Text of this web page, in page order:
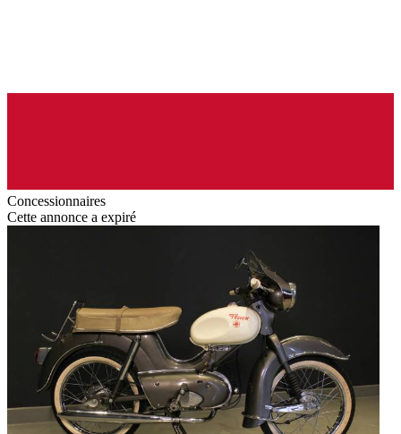
Concessionnaires
Cette annonce a expiré